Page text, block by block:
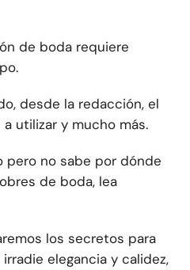
de boda requiere
desde la redacción, el
utilizar y mucho más.
pero no sabe por dónde
de boda, lea
los secretos para
elegancia y calidez,